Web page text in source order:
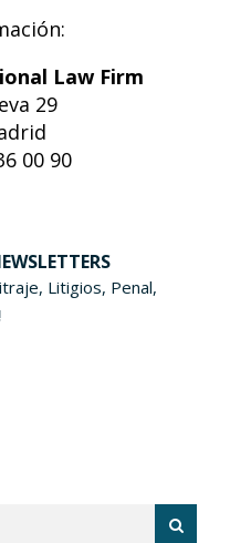
Law Firm
29
00 90
Litigios, Penal,